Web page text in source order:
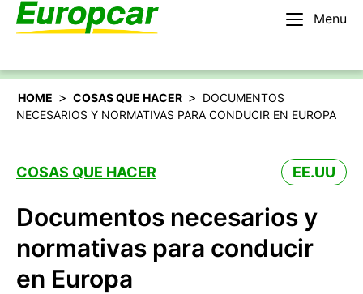
Menu
Español
HOME > COSAS QUE HACER > DOCUMENTOS
NECESARIOS Y NORMATIVAS PARA CONDUCIR EN EUROPA
COSAS QUE HACER EE.UU
Documentos necesarios y
normativas para conducir
en Europa